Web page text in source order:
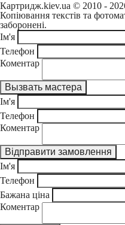
Картридж.kiev.ua © 2010 -
Копіювання текстів та
заборонені.
Ім'я
Телефон
Коментар
Ім'я
Телефон
Коментар
Ім'я
Телефон
Бажана ціна
Коментар